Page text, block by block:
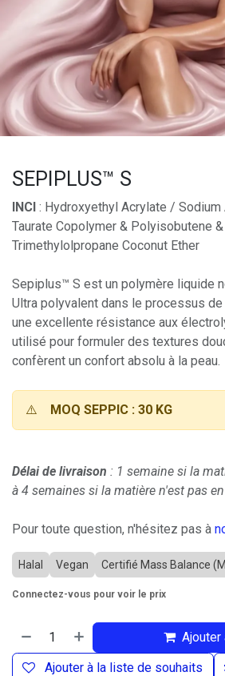
SEPIPLUS™ S
INCI : Hydroxyethyl Acrylate /
Taurate Copolymer & Polyisobutene
Trimethylolpropane Coconut Ether
Sepiplus™ S est un polymère liquide
Ultra polyvalent dans le processus
une excellente résistance aux
utilisé pour formuler des textures
confèrent un confort absolu à la peau.
⚠️ MOQ SEPPIC : 30 KG
Délai de livraison : 1 semaine si la
à 4 semaines si la matière n'est pas
Pour toute question, n'hésitez pas à
Halal Vegan Certifié Mass Balance
Connectez-vous pour voir le prix
Ajouter
Ajouter à la liste de souhaits